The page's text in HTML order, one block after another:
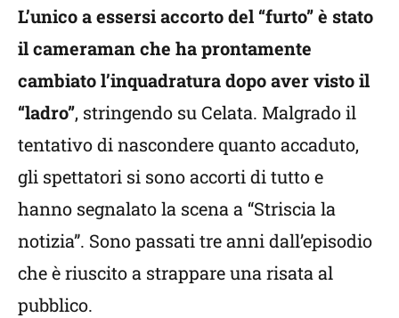
L’unico a essersi accorto del “furto” è stato
il cameraman che ha prontamente
cambiato l’inquadratura dopo aver visto il
“ladro”, stringendo su Celata. Malgrado il
tentativo di nascondere quanto accaduto,
gli spettatori si sono accorti di tutto e
hanno segnalato la scena a “Striscia la
notizia”. Sono passati tre anni dall’episodio
che è riuscito a strappare una risata al
pubblico.